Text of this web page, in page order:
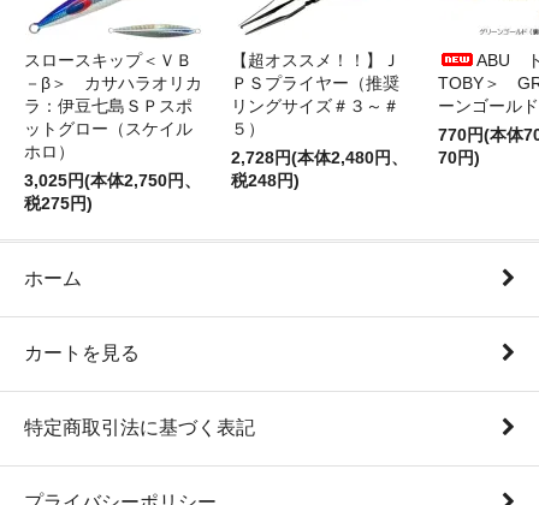
スロースキップ＜ＶＢ
－β＞ カサハラオリカ
ラ：伊豆七島ＳＰスポ
ットグロー（スケイル
ホロ）
3,025円(本体2,750円、
税275円)
【超オススメ！！】Ｊ
ＰＳプライヤー（推奨
リングサイズ＃３～＃
５）
2,728円(本体2,480円、
税248円)
ABU
TOBY＞
ーンゴールド
770円(本体
70円)
ホーム
カートを見る
特定商取引法に基づく表記